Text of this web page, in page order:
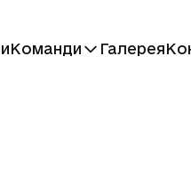
Команди Галерея